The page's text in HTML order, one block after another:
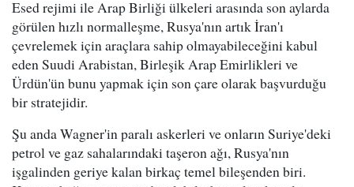
Esed rejimi ile Arap Birliği ülkeleri arasında son aylarda
görülen hızlı normalleşme, Rusya'nın artık İran'ı
çevrelemek için araçlara sahip olmayabileceğini kabul
eden Suudi Arabistan, Birleşik Arap Emirlikleri ve
Ürdün'ün bunu yapmak için son çare olarak başvurduğu
bir stratejidir.
Şu anda Wagner'in paralı askerleri ve onların Suriye'deki
petrol ve gaz sahalarındaki taşeron ağı, Rusya'nın
işgalinden geriye kalan birkaç temel bileşenden biri.